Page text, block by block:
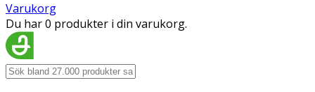
Varukorg
Du har 0 produkter i din varukorg.